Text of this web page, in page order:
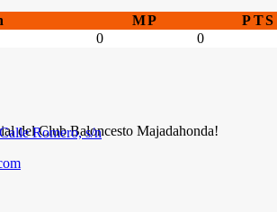
MP PTS
0
0
del Club Baloncesto Majadahonda!
Romero, s/n